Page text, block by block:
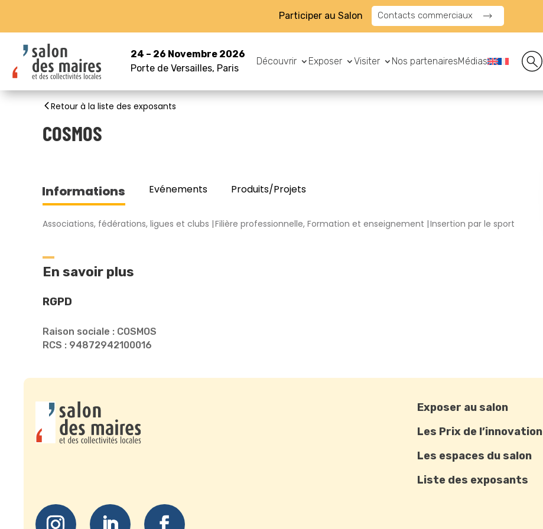
Participer au Salon Contacts commerciaux
24 – 26 Novembre 2026
Porte de Versailles, Paris
Découvrir Exposer Visiter Nos partenairesMédias
Retour à la liste des exposants
COSMOS
Informations Evénements Produits/Projets
Associations, fédérations, ligues et clubs Filière professionnelle, Formation et enseignement Insertion par le sport
En savoir plus
RGPD
Raison sociale : COSMOS
RCS : 94872942100016
Exposer au salon
Les Prix de l’innovation
Les espaces du salon
Liste des exposants